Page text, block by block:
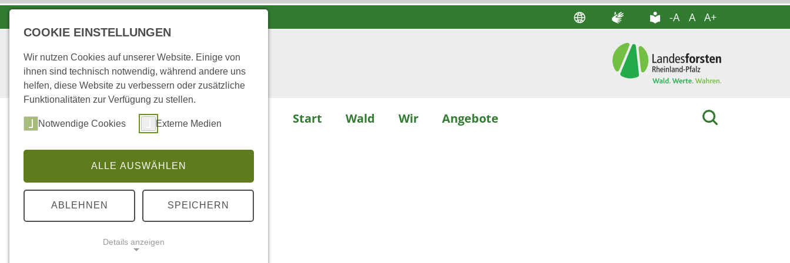
-A A A+
Start Wald Wir Angebote
STARTSEITE ... LINK-TIPPS
Link-Tipps
COOKIE EINSTELLUNGEN
Wir nutzen Cookies auf unserer Website. Einige von
ihnen sind technisch notwendig, während andere uns
helfen, diese Website zu verbessern oder zusätzliche
Funktionalitäten zur Verfügung zu stellen.
Notwendige Cookies Externe Medien
ALLE AUSWÄHLEN
ABLEHNEN SPEICHERN
Details anzeigen